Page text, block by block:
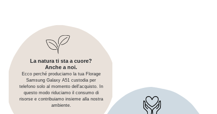
La natura ti sta a cuore?
Anche a noi.
Ecco perché produciamo la tua Florage
Samsung Galaxy A51 custodia per
telefono solo al momento dell'acquisto. In
questo modo riduciamo il consumo di
risorse e contribuiamo insieme alla nostra
ambiente.